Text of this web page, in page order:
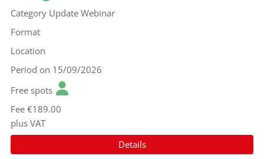
Category Update Webinar
Format
Location
Period on 15/09/2026
Free spots
Fee €189.00
plus VAT
Details